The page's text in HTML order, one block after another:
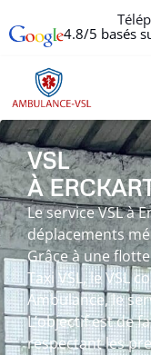
4.8/5 basés
VSL
À
Le service VSL à
déplacements
Grâce à une
Taxi VSL, le VSL
Ambulance, le
L’objectif est de
respectant les